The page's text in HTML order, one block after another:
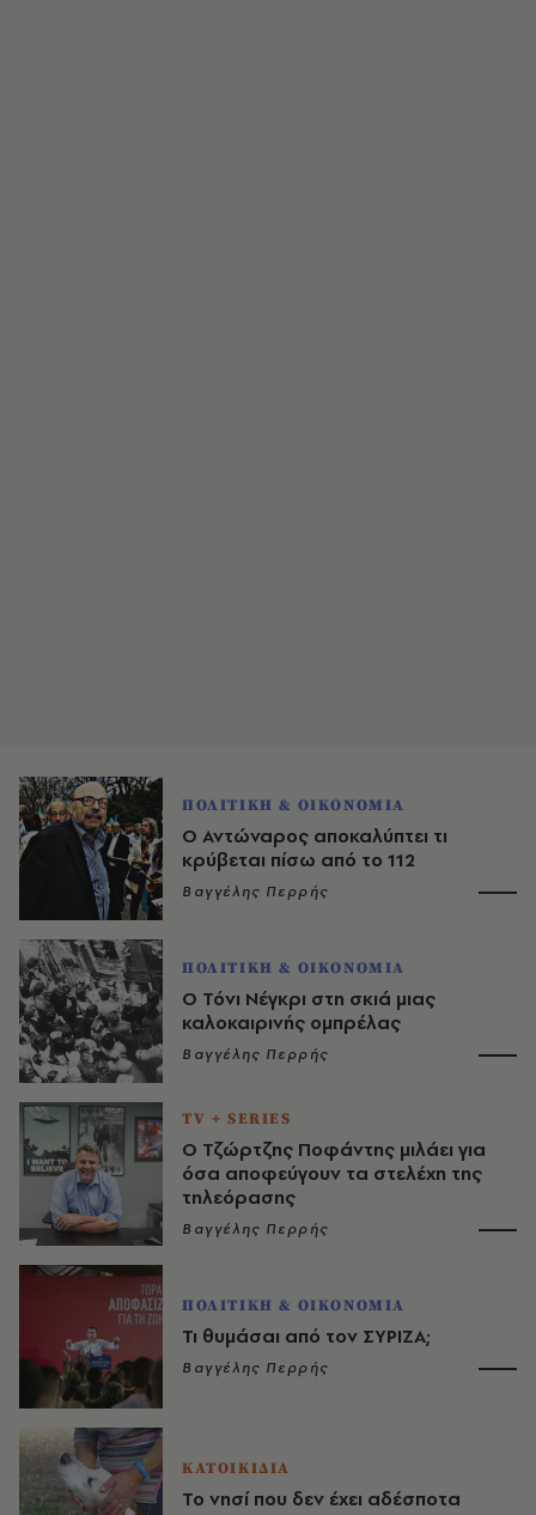
ΠΟΛΙΤΙΚΗ & ΟΙΚΟΝΟΜΙΑ
Ο Αντώναρος αποκαλύπτει τι
κρύβεται πίσω από το 112
Βαγγέλης Περρής
ΠΟΛΙΤΙΚΗ & ΟΙΚΟΝΟΜΙΑ
Ο Τόνι Νέγκρι στη σκιά μιας
καλοκαιρινής ομπρέλας
Βαγγέλης Περρής
TV + SERIES
Ο Τζώρτζης Ποφάντης μιλάει για
όσα αποφεύγουν τα στελέχη της
τηλεόρασης
Βαγγέλης Περρής
ΠΟΛΙΤΙΚΗ & ΟΙΚΟΝΟΜΙΑ
Τι θυμάσαι από τον ΣΥΡΙΖΑ;
Βαγγέλης Περρής
ΚΑΤΟΙΚΙΔΙΑ
Το νησί που δεν έχει αδέσποτα